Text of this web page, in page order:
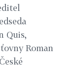
Quis,
Roman